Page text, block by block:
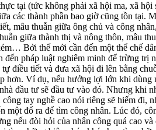
tại (tức không phải xã hội ma, xã
các thành phần bao giờ cũng tồn tại.
mâu thuẫn giữa ông chủ và công
giữa thành thị và nông thôn, mâu
Bởi thế mới cần đến một thể chế
đến pháp luật nghiêm minh để trừng trị
điều tiết và đưa xã hội đi lên bằng
hơn. Ví dụ, nếu hưởng lợi lớn khi dùng
đầu tư sẽ đầu tư vào đó. Nhưng khi
tay nghề cao nói riêng sẽ hiếm đi,
một đổ ra để tìm công nhân. Lúc đó,
nếu đòi hỏi của nhân công quá cao